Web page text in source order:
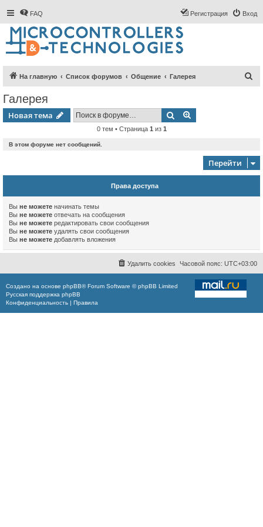
FAQ Вход
Регистрация
На главную Список форумов Общение Галерея
Галерея
Новая тема Поиск
0 тем • Страница 1 из 1
В этом форуме нет сообщений.
Перейти
Права доступа
Вы не можете начинать темы
Вы не можете отвечать на сообщения
Вы не можете редактировать свои сообщения
Вы не можете удалять свои сообщения
Вы не можете добавлять вложения
Часовой пояс: UTC+03:00
Удалить cookies
Создано на основе phpBB® Forum Software © phpBB Limited
Русская поддержка phpBB
Конфиденциальность | Правила